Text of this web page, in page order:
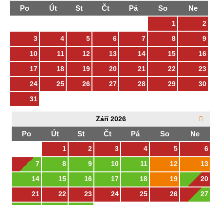
Po
Út St Čt Pá So Ne
1 2
3 4 5 6 7 8 9
10 11 12 13 14 15 16
17 18 19 20 21 22 23
24 25 26 27 28 29 30
31
Září 2026
Po
Út St Čt Pá So Ne
1 2 3 4 5 6
7 8 9 10 11 12 13
14 15 16 17 18 19 20
21 22 23 24 25 26 27